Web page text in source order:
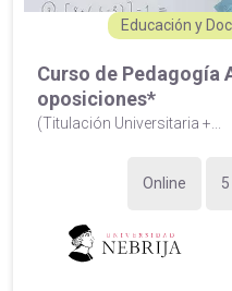
Educación y
Curso de Pedagogía
oposiciones*
(Titulación Universitaria +...
Online